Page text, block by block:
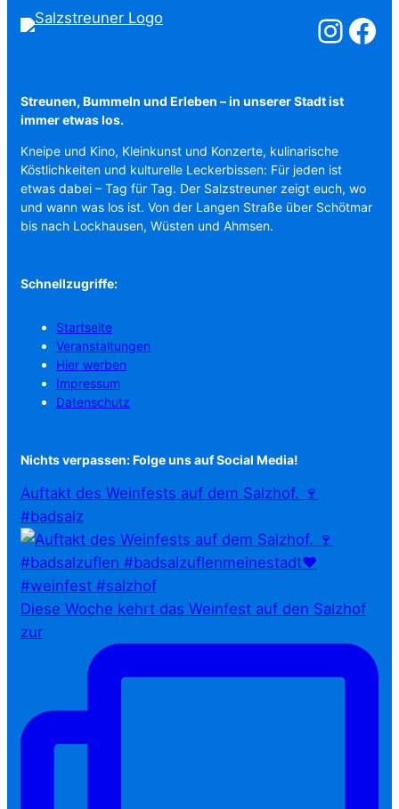
Salzstreuner
Streunen, Bummeln und Erleben – in unserer Stadt ist
immer etwas los.
Kneipe und Kino, Kleinkunst und Konzerte, kulinarische
Köstlichkeiten und kulturelle Leckerbissen: Für jeden ist
etwas dabei – Tag für Tag. Der Salzstreuner zeigt euch, wo
und wann was los ist. Von der Langen Straße über Schötmar
bis nach Lockhausen, Wüsten und Ahmsen.
Schnellzugriffe:
Startseite
Veranstaltungen
Hier werben
Impressum
Datenschutz
Nichts verpassen: Folge uns auf Social Media!
Auftakt des Weinfests auf dem Salzhof. 🍷
#badsalz
Diese Woche kehrt das Weinfest auf den Salzhof
zur